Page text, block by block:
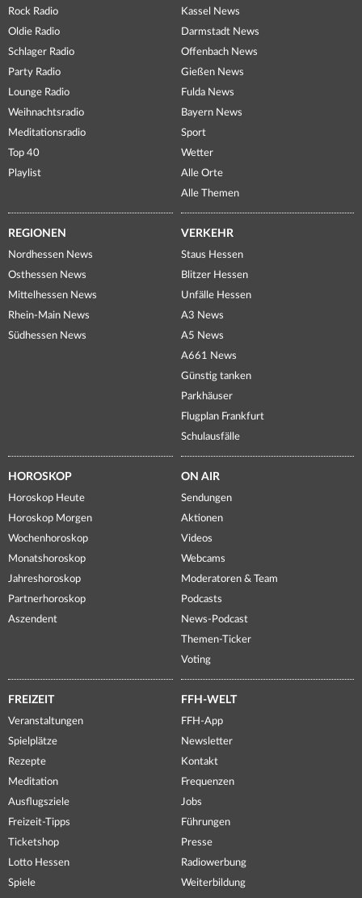
Rock Radio
Oldie Radio
Schlager Radio
Party Radio
Lounge Radio
Weihnachtsradio
Meditationsradio
Top 40
Playlist
Kassel News
Darmstadt News
Offenbach News
Gießen News
Fulda News
Bayern News
Sport
Wetter
Alle Orte
Alle Themen
REGIONEN
Nordhessen News
Osthessen News
Mittelhessen News
Rhein-Main News
Südhessen News
VERKEHR
Staus Hessen
Blitzer Hessen
Unfälle Hessen
A3 News
A5 News
A661 News
Günstig tanken
Parkhäuser
Flugplan Frankfurt
Schulausfälle
HOROSKOP
Horoskop Heute
Horoskop Morgen
Wochenhoroskop
Monatshoroskop
Jahreshoroskop
Partnerhoroskop
Aszendent
ON AIR
Sendungen
Aktionen
Videos
Webcams
Moderatoren & Team
Podcasts
News-Podcast
Themen-Ticker
Voting
FREIZEIT
Veranstaltungen
Spielplätze
Rezepte
Meditation
Ausflugsziele
Freizeit-Tipps
Ticketshop
Lotto Hessen
Spiele
FFH-WELT
FFH-App
Newsletter
Kontakt
Frequenzen
Jobs
Führungen
Presse
Radiowerbung
Weiterbildung